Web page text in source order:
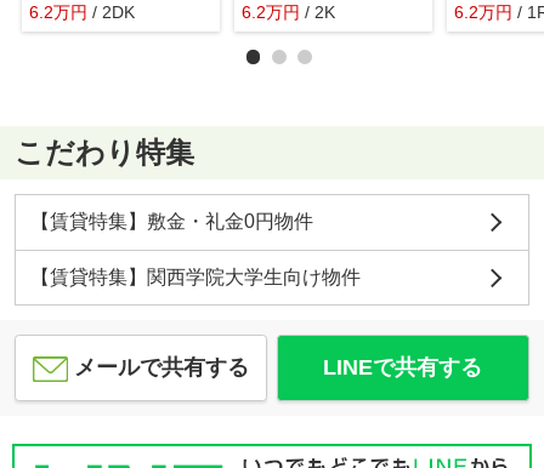
6.2万円 / 2DK
6.2万円 / 2K
6.2万円 /
こだわり特集
【賃貸特集】敷金・礼金0円物件
【賃貸特集】関西学院大学生向け物件
メールで共有する LINEで共有する